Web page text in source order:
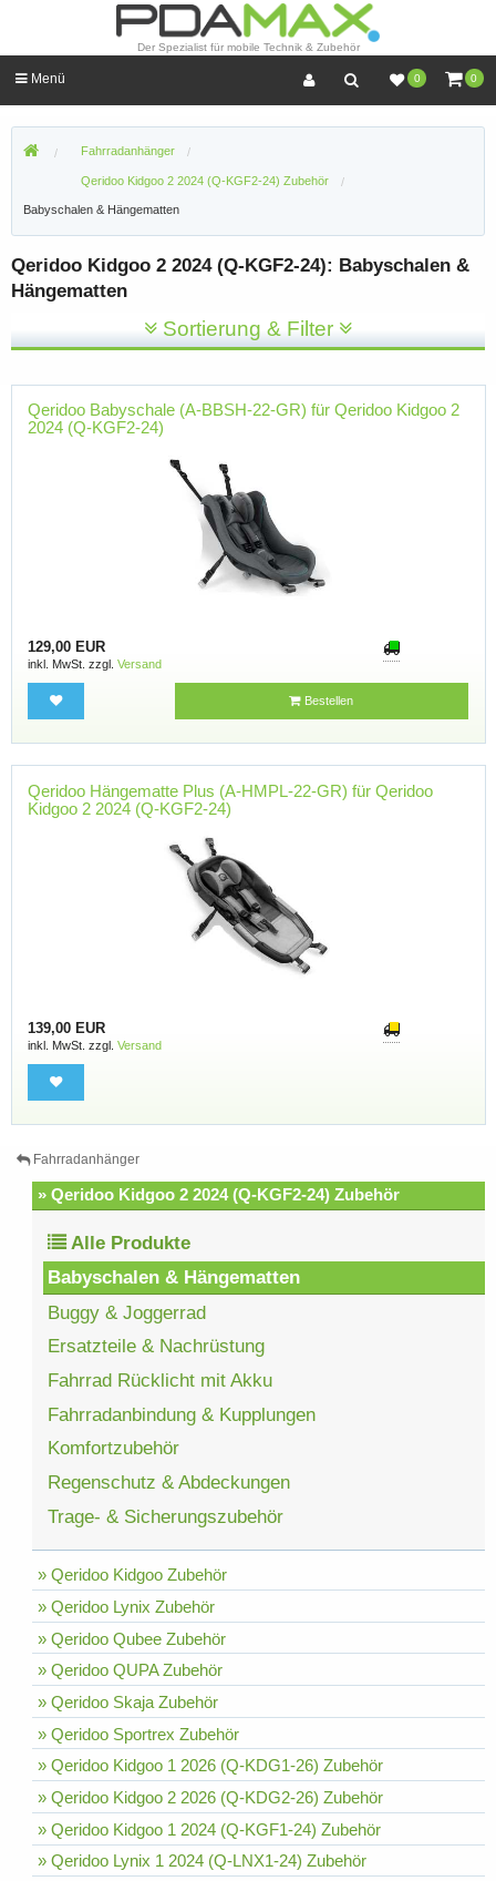
Der Spezialist für mobile Technik & Zubehör
0 0
Menü
Fahrradanhänger
Qeridoo Kidgoo 2 2024 (Q-KGF2-24) Zubehör
Babyschalen & Hängematten
Qeridoo Kidgoo 2 2024 (Q-KGF2-24): Babyschalen &
Hängematten
Sortierung & Filter
Qeridoo Babyschale (A-BBSH-22-GR) für Qeridoo Kidgoo 2
2024 (Q-KGF2-24)
129,00 EUR
inkl. MwSt. zzgl. Versand
Bestellen
Qeridoo Hängematte Plus (A-HMPL-22-GR) für Qeridoo
Kidgoo 2 2024 (Q-KGF2-24)
139,00 EUR
inkl. MwSt. zzgl. Versand
Fahrradanhänger
» Qeridoo Kidgoo 2 2024 (Q-KGF2-24) Zubehör
Alle Produkte
Babyschalen & Hängematten
Buggy & Joggerrad
Ersatzteile & Nachrüstung
Fahrrad Rücklicht mit Akku
Fahrradanbindung & Kupplungen
Komfortzubehör
Regenschutz & Abdeckungen
Trage- & Sicherungszubehör
» Qeridoo Kidgoo Zubehör
» Qeridoo Lynix Zubehör
» Qeridoo Qubee Zubehör
» Qeridoo QUPA Zubehör
» Qeridoo Skaja Zubehör
» Qeridoo Sportrex Zubehör
» Qeridoo Kidgoo 1 2026 (Q-KDG1-26) Zubehör
» Qeridoo Kidgoo 2 2026 (Q-KDG2-26) Zubehör
» Qeridoo Kidgoo 1 2024 (Q-KGF1-24) Zubehör
» Qeridoo Lynix 1 2024 (Q-LNX1-24) Zubehör